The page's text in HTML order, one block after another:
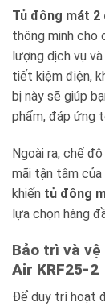
Tủ đông mát 2
thông minh cho
lượng dịch vụ
tiết kiệm điện,
bị này sẽ giúp
phẩm, đáp ứng
Ngoài ra, chế
mãi tận tâm của
khiến tủ đông
lựa chọn hàng
Bảo trì và vệ
Air KRF25-2
Để duy trì hoạt